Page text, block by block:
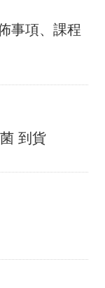
事項、課程
到貨